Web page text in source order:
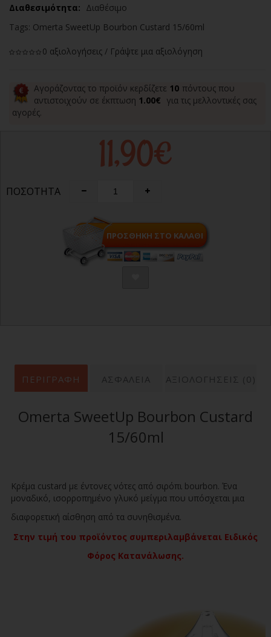
Διαθεσιμότητα: Διαθέσιμο
Tags: Omerta SweetUp Bourbon Custard 15/60ml
0 αξιολογήσεις / Γράψτε μια αξιολόγηση
Αγοράζοντας το προϊόν κερδίζετε 10 πόντους που
αντιστοιχούν σε έκπτωση 1.00€ για τις μελλοντικές σας
αγορές.
11,90€
ΠΟΣΌΤΗΤΑ
ΠΡΟΣΘΉΚΗ ΣΤΟ ΚΑΛΆΘΙ
ΠΕΡΙΓΡΑΦΉ ΑΣΦΑΛΕΙΑ ΑΞΙΟΛΟΓΗΣΕΙΣ (0)
Omerta SweetUp Bourbon Custard
15/60ml
Κρέμα custard με έντονες νότες από σιρόπι bourbon. Ένα
μοναδικό, ισορροπημένο γλυκό μείγμα που υπόσχεται μια
διαφορετική αίσθηση από τα συνηθισμένα.
Στην τιμή του προϊόντος συμπεριλαμβάνεται Ειδικός
Φόρος Κατανάλωσης.